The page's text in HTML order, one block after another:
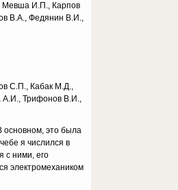
Мевша И.П., Карпов
В.А., Федянин В.И.,
С.П., Кабак М.Д.,
А.И., Трифонов В.И.,
основном, это была
я числился в
с ними, его
электромехаником